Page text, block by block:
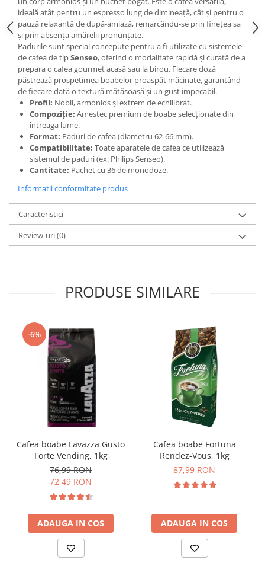
ideală atât pentru un espresso lung de dimineață, cât și pentru o
pauză relaxantă de după-amiază, remarcându-se prin finețea sa
și prin absența amărelii pronunțate.
Padurile sunt special concepute pentru a fi utilizate cu sistemele
de cafea de tipSenseo, oferind o modalitate rapidă și curată de a
prepara o cafea gourmet acasă sau la birou. Fiecare doză
păstrează prospețimea boabelor proaspăt măcinate, garantând
de fiecare dată o textură mătăsoasă și un gust impecabil.
Profil: Nobil, armonios și extrem de echilibrat.
Compoziție: Amestec premium de boabe selecționate din
întreaga lume.
Format: Paduri de cafea (diametru 62-66 mm).
Compatibilitate: Toate aparatele de cafea ce utilizează
sistemul de paduri (ex: Philips Senseo).
Cantitate: Pachet cu 36 de monodoze.
Informatii conformitate produs
Caracteristici
Review-uri(0)
PRODUSE SIMILARE
-6%
Cafea boabe Lavazza Gusto
Forte Vending, 1kg
76,99 RON
72,49 RON
ADAUGA IN COS
Cafea boabe Fortuna
Rendez-Vous, 1kg
87,99 RON
ADAUGA IN COS